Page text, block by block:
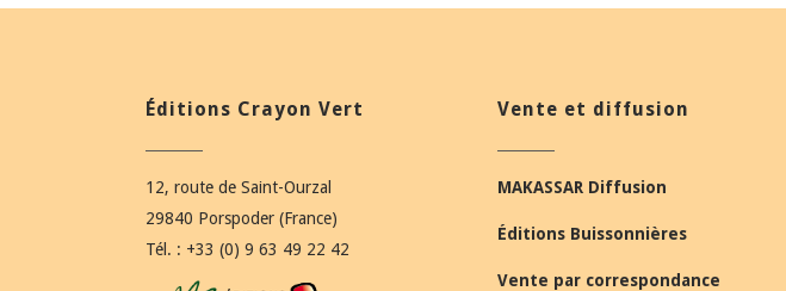
Éditions Crayon Vert
12, route de Saint-Ourzal
29840 Porspoder (France)
Tél. : +33 (0) 9 63 49 22 42
Vente et diffusion
MAKASSAR Diffusion
Éditions Buissonnières
Vente par correspondance